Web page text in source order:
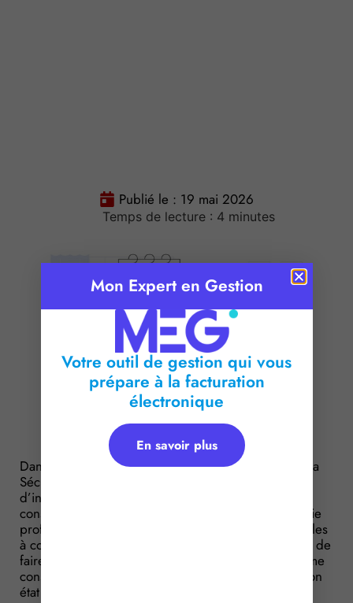
Publié le : 19 mai 2026
Temps de lecture : 4 minutes
Dans le prolongement de la loi de financement de la
Sécurité sociale pour 2025, les nouvelles modalités
d’indemnisation de l’incapacité permanente
consécutive à un accident du travail ou à une maladie
professionnelle viennent d’être précisées. Applicables
à compter du 1er novembre 2026, elles permettent de
faire le point sur les règles à suivre lorsqu’une victime
conserve des séquelles après la consolidation de son
état de santé.
Mon Expert en Gestion
Votre outil de gestion qui vous
prépare à la facturation
électronique
En savoir plus